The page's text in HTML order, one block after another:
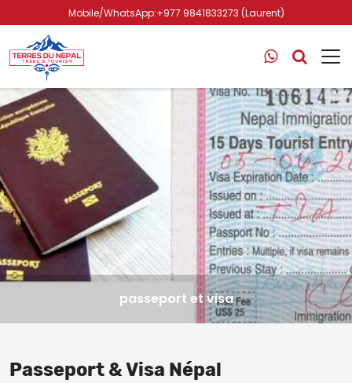
Mobile/WhatsApp:+977 9841833273 (Laurent)
passeport et visa
Passeport & Visa Népal